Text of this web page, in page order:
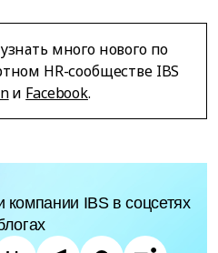
много нового по
HR-сообществе IBS
и Facebook.
IBS в соцсетях